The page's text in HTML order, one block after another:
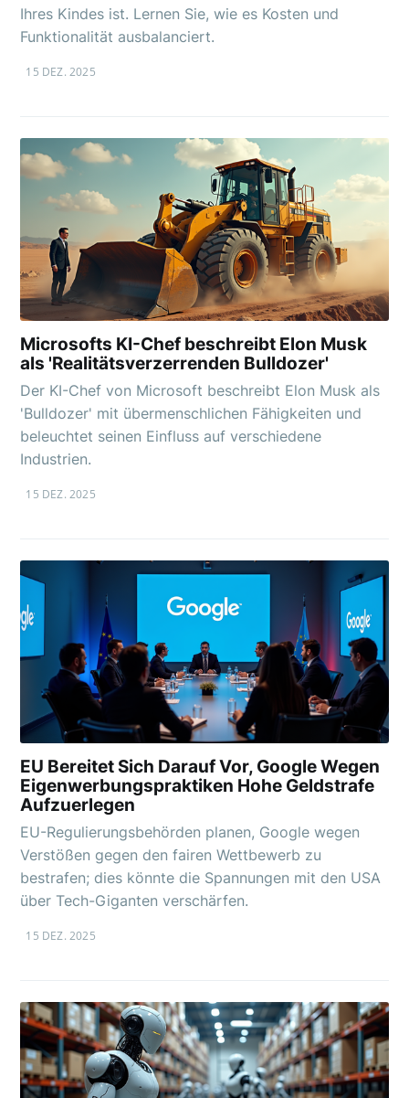
Ihres Kindes ist. Lernen Sie, wie es Kosten und
Funktionalität ausbalanciert.
15 DEZ. 2025
Microsofts KI-Chef beschreibt Elon Musk
als 'Realitätsverzerrenden Bulldozer'
Der KI-Chef von Microsoft beschreibt Elon Musk als
'Bulldozer' mit übermenschlichen Fähigkeiten und
beleuchtet seinen Einfluss auf verschiedene
Industrien.
15 DEZ. 2025
EU Bereitet Sich Darauf Vor, Google Wegen
Eigenwerbungspraktiken Hohe Geldstrafe
Aufzuerlegen
EU-Regulierungsbehörden planen, Google wegen
Verstößen gegen den fairen Wettbewerb zu
bestrafen; dies könnte die Spannungen mit den USA
über Tech-Giganten verschärfen.
15 DEZ. 2025